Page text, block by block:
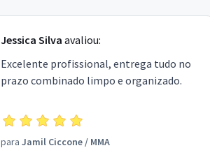
Jessica Silva avaliou:
Excelente profissional, entrega tudo no
prazo combinado limpo e organizado.
para Jamil Ciccone/ MMA